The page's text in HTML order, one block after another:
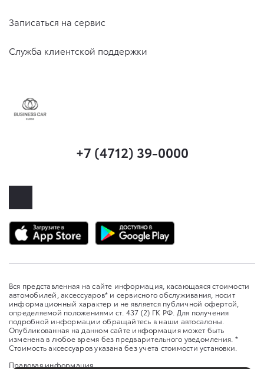
Записаться на сервис
Служба клиентской поддержки
+7 (4712) 39-0000
Вся представленная на сайте информация, касающаяся стоимости
автомобилей, аксессуаров* и сервисного обслуживания, носит
информационный характер и не является публичной офертой,
определяемой положениями ст. 437 (2) ГК РФ. Для получения
подробной информации обращайтесь в наши автосалоны.
Опубликованная на данном сайте информация может быть
изменена в любое время без предварительного уведомления. *
Стоимость аксессуаров указана без учета стоимости установки.
Правовая информация